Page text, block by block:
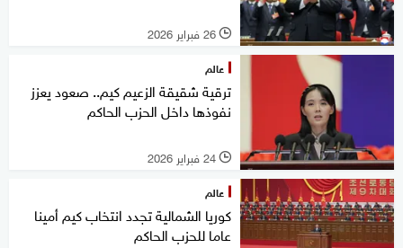
l 26 فبراير 2026
عالم
ترقية شقيقة الزعيم كيم.. صعود يعزز
نفوذها داخل الحزب الحاكم
l 24 فبراير 2026
عالم
كوريا الشمالية تجدد انتخاب كيم أمينا
عاما للحزب الحاكم